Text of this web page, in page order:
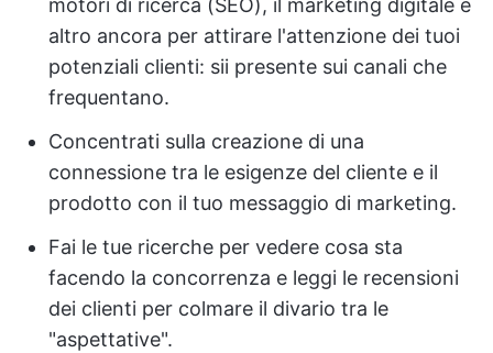
motori di ricerca (SEO), il marketing digitale e
altro ancora per attirare l'attenzione dei tuoi
potenziali clienti: sii presente sui canali che
frequentano.
Concentrati sulla creazione di una
connessione tra le esigenze del cliente e il
prodotto con il tuo messaggio di marketing.
Fai le tue ricerche per vedere cosa sta
facendo la concorrenza e leggi le recensioni
dei clienti per colmare il divario tra le
"aspettative".